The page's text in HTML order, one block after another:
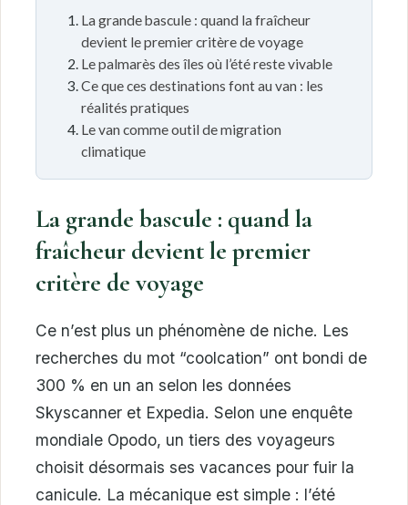
La grande bascule : quand la fraîcheur
devient le premier critère de voyage
Le palmarès des îles où l’été reste vivable
Ce que ces destinations font au van : les
réalités pratiques
Le van comme outil de migration
climatique
La grande bascule : quand la
fraîcheur devient le premier
critère de voyage
Ce n’est plus un phénomène de niche. Les
recherches du mot “coolcation” ont bondi de
300 % en un an selon les données
Skyscanner et Expedia. Selon une enquête
mondiale Opodo, un tiers des voyageurs
choisit désormais ses vacances pour fuir la
canicule. La mécanique est simple : l’été